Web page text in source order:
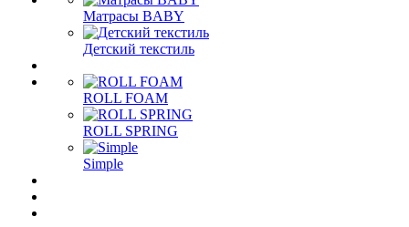
Матрасы BABY
Детский текстиль
ROLL FOAM
ROLL SPRING
Simple